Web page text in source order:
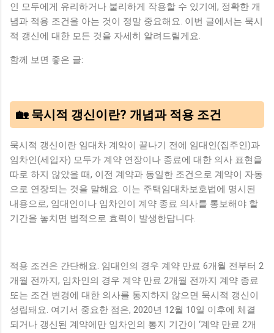
인 모두에게 유리하거나 불리하게 작용할 수 있기에, 정확한 개
념과 적용 조건을 아는 것이 정말 중요해요. 이번 글에서는 묵시
적 갱신에 대한 모든 것을 자세히 알려드릴게요.
함께 보면 좋은 글:
🏡 묵시적 갱신이란? 개념과 적용 조건
묵시적 갱신이란 임대차 계약이 끝나기 전에 임대인(집주인)과
임차인(세입자) 모두가 계약 연장이나 종료에 대한 의사 표현을
따로 하지 않았을 때, 이전 계약과 동일한 조건으로 계약이 자동
으로 연장되는 것을 말해요. 이는 주택임대차보호법에 명시된
내용으로, 임대인이나 임차인이 계약 종료 의사를 통보해야 할
기간을 놓치면 법적으로 효력이 발생한답니다.
적용 조건은 간단해요. 임대인의 경우 계약 만료 6개월 전부터 2
개월 전까지, 임차인의 경우 계약 만료 2개월 전까지 계약 종료
또는 조건 변경에 대한 의사를 통지하지 않으면 묵시적 갱신이
성립돼요. 여기서 중요한 점은, 2020년 12월 10일 이후에 체결
되거나 갱신된 계약에만 임차인의 통지 기간이 ‘계약 만료 2개